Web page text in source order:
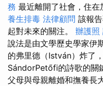
務 最近離開了社會，住在
養生排毒 法律顧問 該報
起對未來的關注。 辦護照
說法是由文學歷史學家伊
的弗里德（István）炸了
SándorPetőfi的詩歌的關
父母與母親離婚和撫養長